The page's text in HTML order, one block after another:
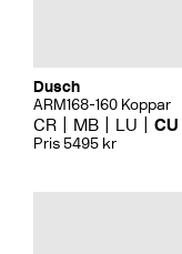
Dusch
ARM168-160 Koppar
CR MB LU CU
Pris 5495 kr